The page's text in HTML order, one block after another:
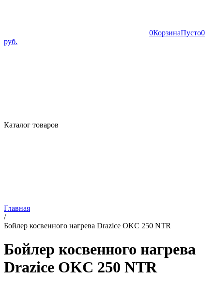
0КорзинаПусто0
руб.
Каталог товаров
Главная
/
Бойлер косвенного нагрева Drazice OKC 250 NTR
Бойлер косвенного нагрева
Drazice OKC 250 NTR